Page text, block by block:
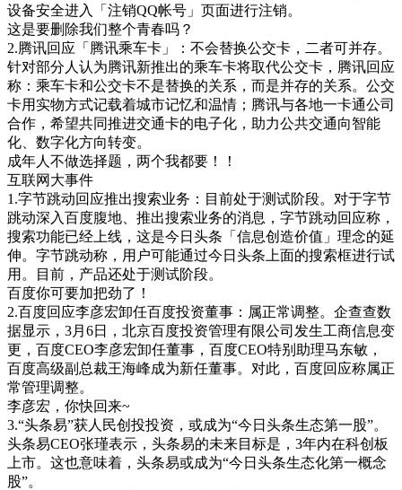
设备安全进入「注销QQ帐号」页面进行注销。
这是要删除我们整个青春吗？
2.腾讯回应「腾讯乘车卡」：不会替换公交卡，二者可并存。
针对部分人认为腾讯新推出的乘车卡将取代公交卡，腾讯回应
称：乘车卡和公交卡不是替换的关系，而是并存的关系。公交
卡用实物方式记载着城市记忆和温情；腾讯与各地一卡通公司
合作，希望共同推进交通卡的电子化，助力公共交通向智能
化、数字化方向转变。
成年人不做选择题，两个我都要！！
互联网大事件
1.字节跳动回应推出搜索业务：目前处于测试阶段。对于字节
跳动深入百度腹地、推出搜索业务的消息，字节跳动回应称，
搜索功能已经上线，这是今日头条「信息创造价值」理念的延
伸。字节跳动称，用户可能通过今日头条上面的搜索框进行试
用。目前，产品还处于测试阶段。
百度你可要加把劲了！
2.百度回应李彦宏卸任百度投资董事：属正常调整。企查查数
据显示，3月6日，北京百度投资管理有限公司发生工商信息变
更，百度CEO李彦宏卸任董事，百度CEO特别助理马东敏，
百度高级副总裁王海峰成为新任董事。对此，百度回应称属正
常管理调整。
李彦宏，你快回来~
3.“头条易”获人民创投投资，或成为“今日头条生态第一股”。
头条易CEO张瑾表示，头条易的未来目标是，3年内在科创板
上市。这也意味着，头条易或成为“今日头条生态化第一概念
股”。